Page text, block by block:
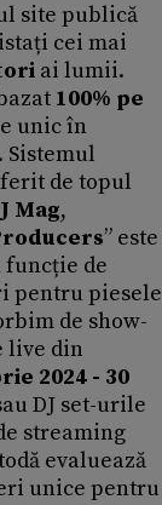
site publică
cei mai
ai lumii.
100% pe
unic în
de topul
Mag,
” este
funcție de
pentru piesele
de show-
live din
2024 - 30
DJ set-urile
streaming
evaluează
unice pentru